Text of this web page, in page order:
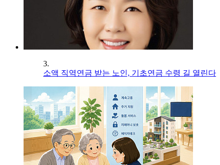
3.
소액 직역연금 받는 노인, 기초연금 수령 길 열린다